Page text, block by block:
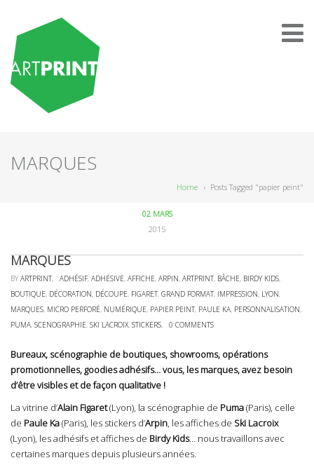
MARQUES
Home › Posts Tagged "papier peint"
02 MARS
2015
MARQUES
BY ARTPRINT, ADHÉSIF, ADHÉSIVE, AFFICHE, ARPIN, ARTPRINT, BÂCHE, BIRDY KIDS,
BOUTIQUE, DÉCORATION, DÉCOUPE, FIGARET, GRAND FORMAT, IMPRESSION, LYON,
MARQUES, MICRO PERFORÉ, NUMÉRIQUE, PAPIER PEINT, PAULE KA, PERSONNALISATION,
PUMA, SCENOGRAPHIE, SKI LACROIX, STICKERS, 0 COMMENTS
Bureaux, scénographie de boutiques, showrooms, opérations
promotionnelles, goodies adhésifs… vous, les marques, avez besoin
d’être visibles et de façon qualitative !
La vitrine d’Alain Figaret(Lyon), la scénographie de Puma(Paris), celle
de Paule Ka(Paris), les stickers d’Arpin, les affiches de Ski Lacroix
(Lyon), les adhésifs et affiches de Birdy Kids… nous travaillons avec
certaines marques depuis plusieurs années.